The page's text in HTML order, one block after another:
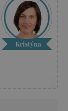
Kristýna